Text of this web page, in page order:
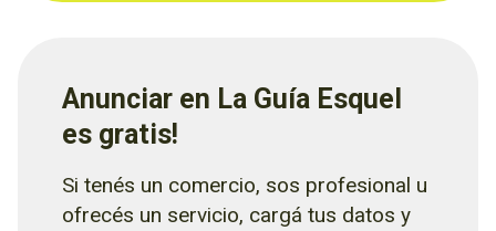
Anunciar en La Guía Esquel
es gratis!
Si tenés un comercio, sos profesional u
ofrecés un servicio, cargá tus datos y